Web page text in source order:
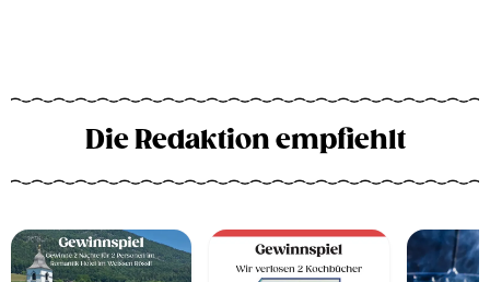
Die Redaktion empfiehlt